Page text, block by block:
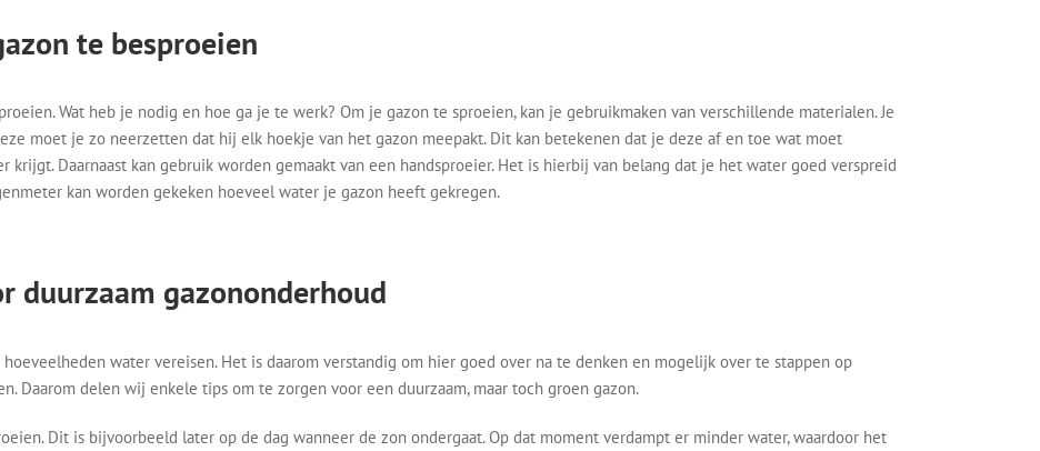
te besproeien
Wat heb je nodig en hoe ga je te werk? Om je gazon te sproeien, kan je gebruikmaken van verschillende materialen. Je
moet je zo neerzetten dat hij elk hoekje van het gazon meepakt. Dit kan betekenen dat je deze af en toe wat moet
krijgt. Daarnaast kan gebruik worden gemaakt van een handsproeier. Het is hierbij van belang dat je het water goed verspreid
kan worden gekeken hoeveel water je gazon heeft gekregen.
duurzaam gazononderhoud
water vereisen. Het is daarom verstandig om hier goed over na te denken en mogelijk over te stappen op
Daarom delen wij enkele tips om te zorgen voor een duurzaam, maar toch groen gazon.
Dit is bijvoorbeeld later op de dag wanneer de zon ondergaat. Op dat moment verdampt er minder water, waardoor het